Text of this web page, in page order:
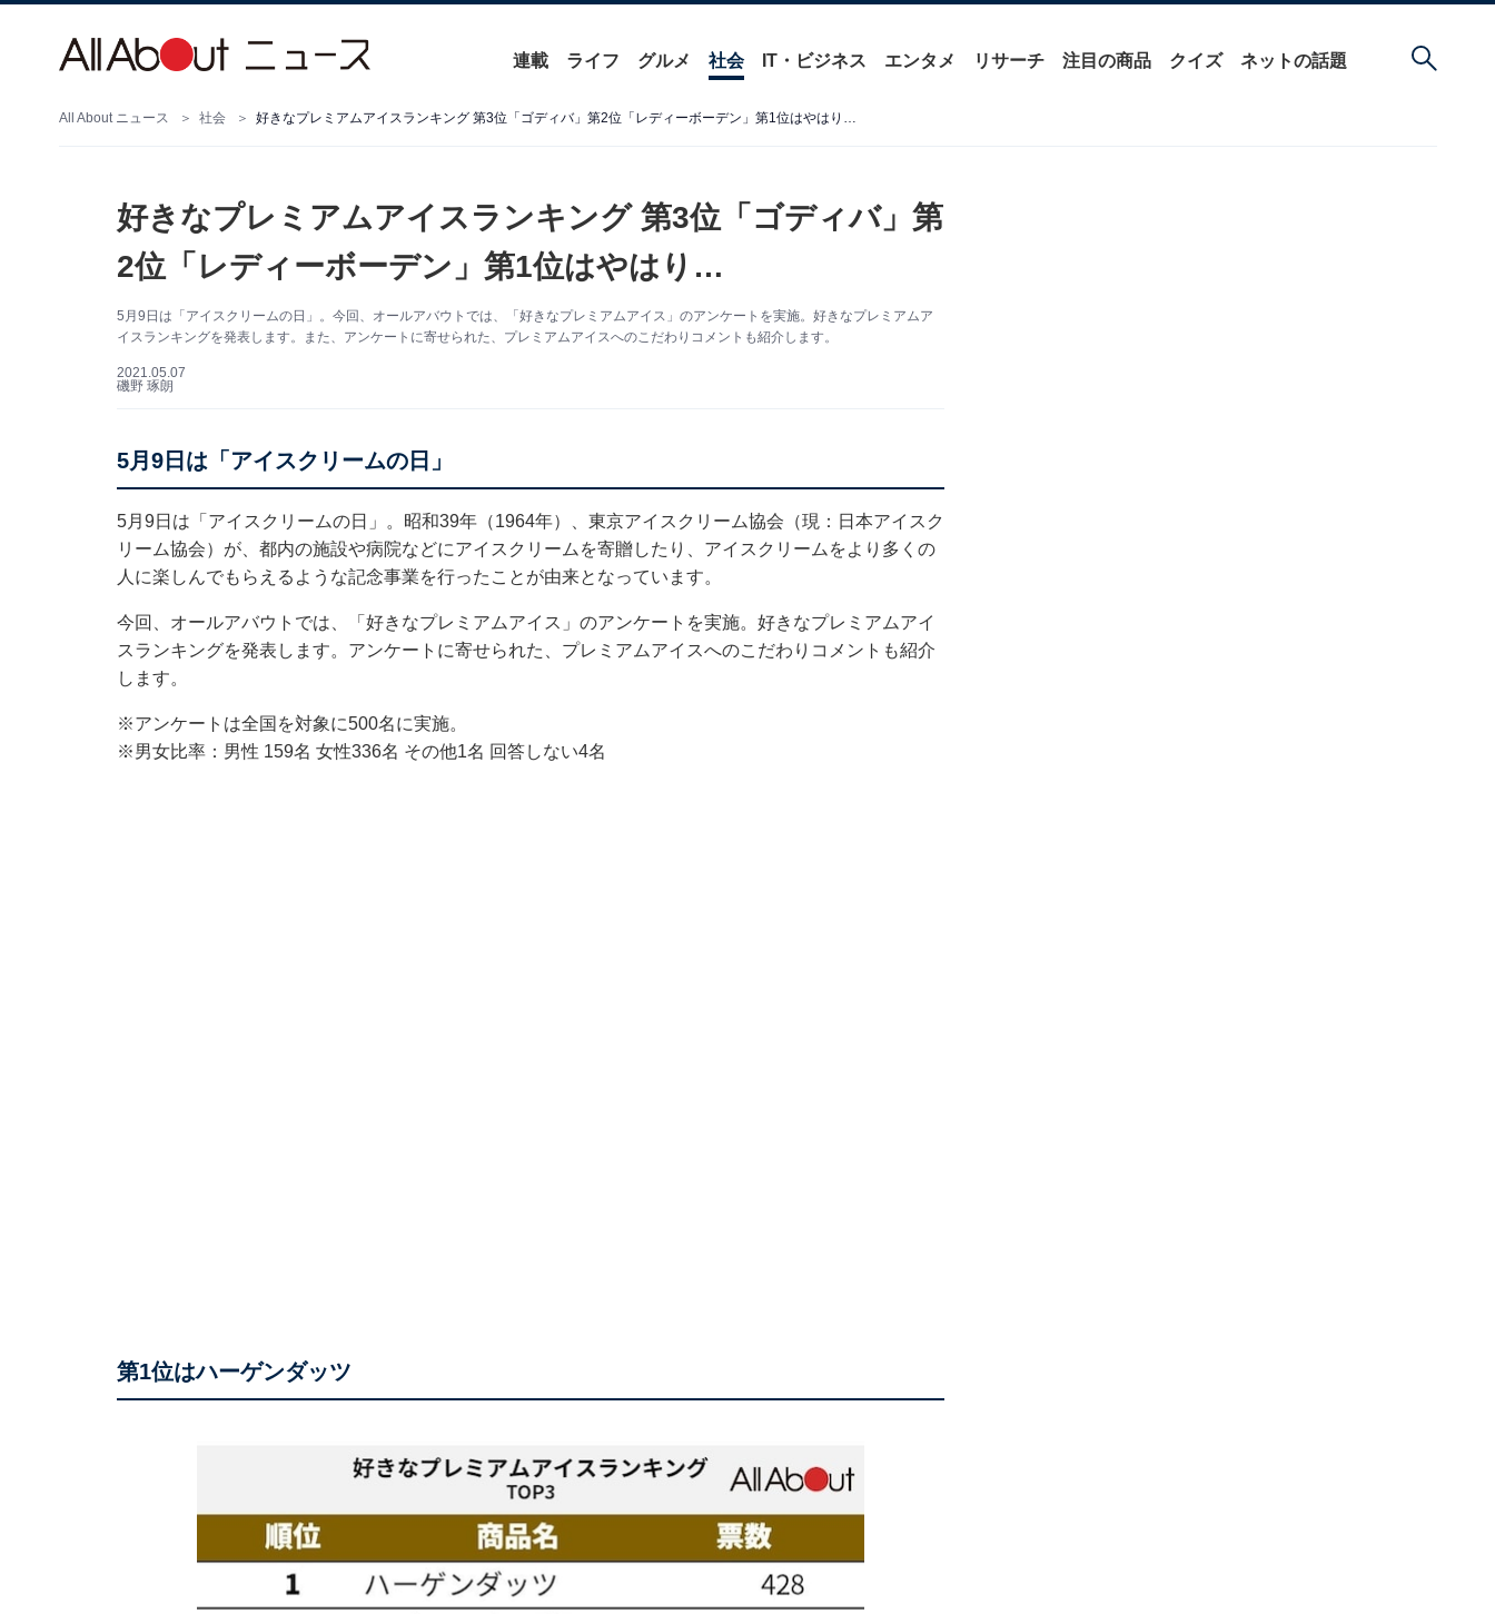
連載 ライフ グルメ 社会 IT・ビジネス エンタメ リサーチ 注目の商品 クイズ ネットの話題
All About ニュース 社会 好きなプレミアムアイスランキング 第3位「ゴディバ」第2位「レディーボーデン」第1位はやはり…
好きなプレミアムアイスランキング 第3位「ゴディバ」第
2位「レディーボーデン」第1位はやはり…
5月9日は「アイスクリームの日」。今回、オールアバウトでは、「好きなプレミアムアイス」のアンケートを実施。好きなプレミアムア
イスランキングを発表します。また、アンケートに寄せられた、プレミアムアイスへのこだわりコメントも紹介します。
2021.05.07
磯野 琢朗
5月9日は「アイスクリームの日」
5月9日は「アイスクリームの日」。昭和39年（1964年）、東京アイスクリーム協会（現：日本アイスク
リーム協会）が、都内の施設や病院などにアイスクリームを寄贈したり、アイスクリームをより多くの
人に楽しんでもらえるような記念事業を行ったことが由来となっています。
今回、オールアバウトでは、「好きなプレミアムアイス」のアンケートを実施。好きなプレミアムアイ
スランキングを発表します。アンケートに寄せられた、プレミアムアイスへのこだわりコメントも紹介
します。
※アンケートは全国を対象に500名に実施。
※男女比率：男性 159名 女性336名 その他1名 回答しない4名
第1位はハーゲンダッツ